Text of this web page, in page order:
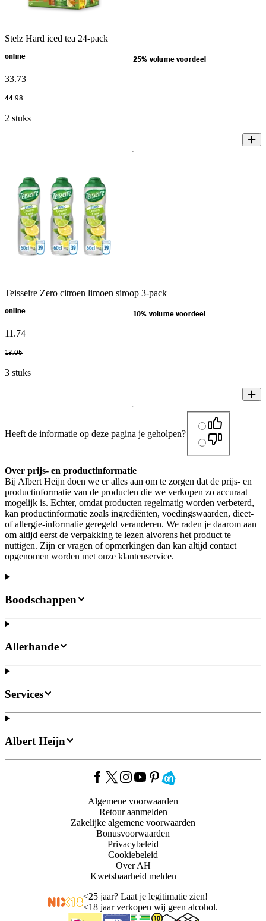
Stelz Hard iced tea 24-pack
online 25% volume voordeel
33.73
44.98
2 stuks
Teisseire Zero citroen limoen siroop 3-pack
online 10% volume voordeel
11 .74
13.05
3 stuks
Heeft de informatie op deze pagina je geholpen?
Over prijs- en productinformatie
Bij Albert Heijn doen we er alles aan om te zorgen dat de prijs- en
productinformatie van de producten die we verkopen zo accuraat
mogelijk is. Echter, omdat producten regelmatig worden verbeterd,
kan productinformatie zoals ingrediënten, voedingswaarden, dieet-
of allergie-informatie geregeld veranderen. We raden je daarom aan
om altijd eerst de verpakking te lezen alvorens het product te
nuttigen. Zijn er vragen of opmerkingen dan kan altijd contact
opgenomen worden met onze klantenservice.
Boodschappen
Allerhande
Services
Albert Heijn
Algemene voorwaarden
Retour aanmelden
Zakelijke algemene voorwaarden
Bonusvoorwaarden
Privacybeleid
Cookiebeleid
Over AH
Kwetsbaarheid melden
<25 jaar? Laat je legitimatie zien!
<18 jaar verkopen wij geen alcohol.